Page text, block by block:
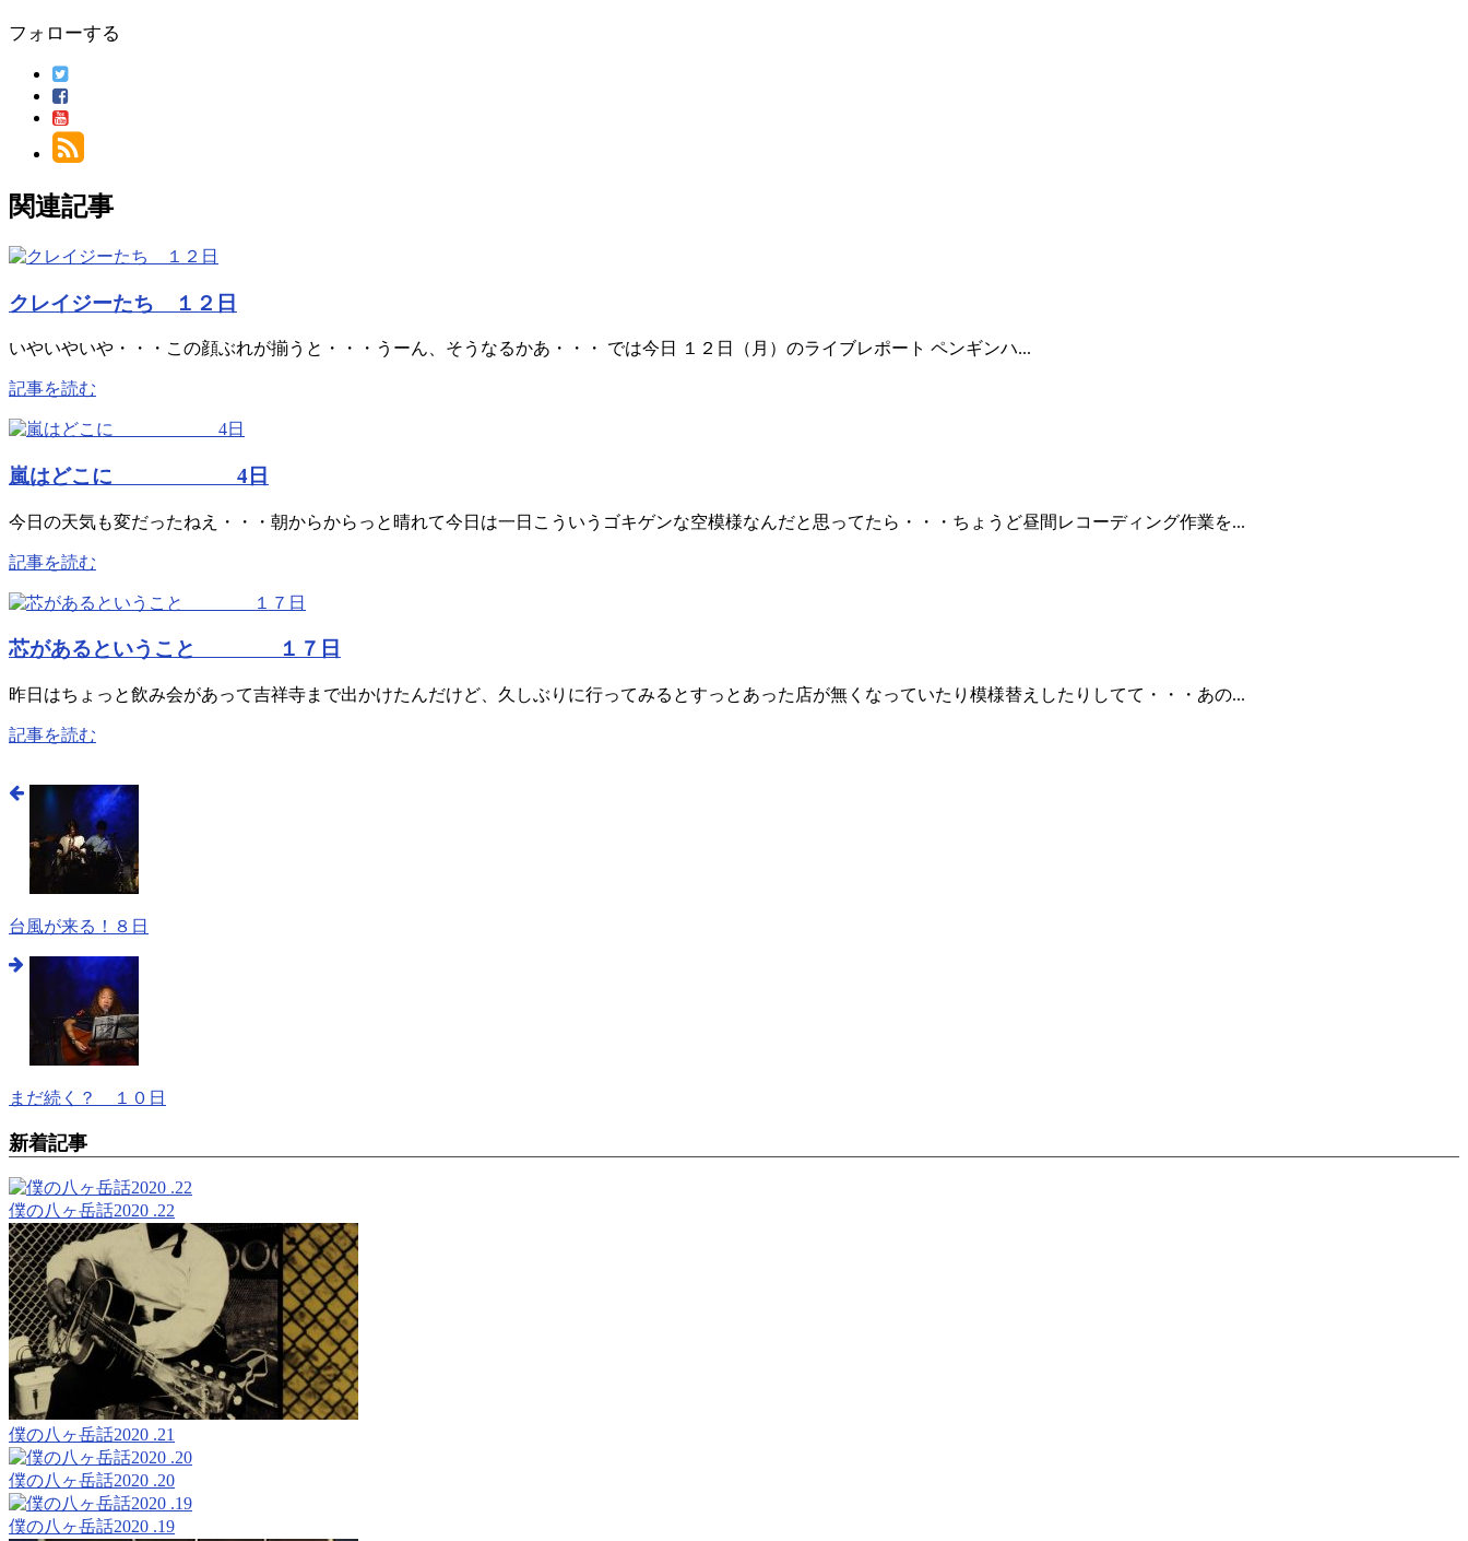
フォローする
関連記事
クレイジーたち １２日
いやいやいや・・・この顔ぶれが揃うと・・・うーん、そうなるかあ・・・ では今日 １２日（月）のライブレポート ペンギンハ...
記事を読む
嵐はどこに 4日
今日の天気も変だったねえ・・・朝からからっと晴れて今日は一日こういうゴキゲンな空模様なんだと思ってたら・・・ちょうど昼間レコーディング作業を...
記事を読む
芯があるということ １７日
昨日はちょっと飲み会があって吉祥寺まで出かけたんだけど、久しぶりに行ってみるとすっとあった店が無くなっていたり模様替えしたりしてて・・・あの...
記事を読む
台風が来る！８日
まだ続く？ １０日
新着記事
僕の八ヶ岳話2020 .22
僕の八ヶ岳話2020 .21
僕の八ヶ岳話2020 .20
僕の八ヶ岳話2020 .19